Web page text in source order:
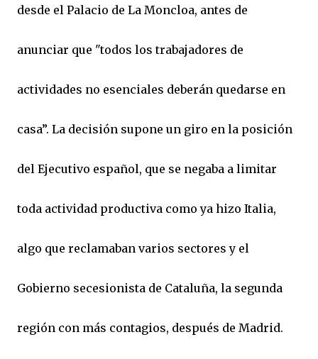
desde el Palacio de La Moncloa, antes de
anunciar que "todos los trabajadores de
actividades no esenciales deberán quedarse en
casa”. La decisión supone un giro en la posición
del Ejecutivo español, que se negaba a limitar
toda actividad productiva como ya hizo Italia,
algo que reclamaban varios sectores y el
Gobierno secesionista de Cataluña, la segunda
región con más contagios, después de Madrid.